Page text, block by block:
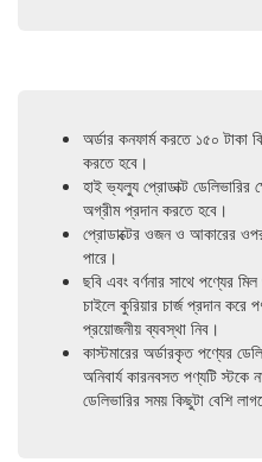
অর্ডার কনফার্ম করতে ১৫০ টাকা
করতে হবে।
হাই ভ্যল্যু প্রোডাক্ট ডেলিভারির
অগ্রীম প্রদান করতে হবে।
প্রোডাক্টের ওজন ও আকারের ওপর
পারে।
ছবি এবং বর্ণনার সাথে পণ্যের
চাইলে কুরিয়ার চার্জ প্রদান করে
প্রয়োজনীয় ব্যবস্থা নিব।
কাস্টমারের অর্ডারকৃত পণ্যের
অনিবার্য কারনবসত পণ্যটি
ডেলিভারির সময় কিছুটা বেশি